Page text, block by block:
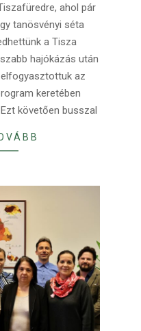
ahol pár
tanösvényi séta
a Tisza
hajókázás után
az
keretében
követően busszal